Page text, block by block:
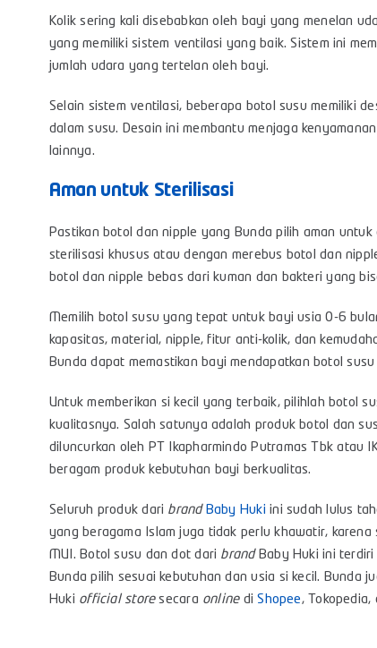
Kolik sering kali disebabkan oleh bayi yang menelan
yang memiliki sistem ventilasi yang baik. Sistem ini
jumlah udara yang tertelan oleh bayi.
Selain sistem ventilasi, beberapa botol susu memiliki
dalam susu. Desain ini membantu menjaga
lainnya.
Aman untuk Sterilisasi
Pastikan botol dan nipple yang Bunda pilih aman
sterilisasi khusus atau dengan merebus botol dan
botol dan nipple bebas dari kuman dan bakteri yang
Memilih botol susu yang tepat untuk bayi usia 0-6
kapasitas, material, nipple, fitur anti-kolik, dan
Bunda dapat memastikan bayi mendapatkan botol
Untuk memberikan si kecil yang terbaik, pilihlah botol
kualitasnya. Salah satunya adalah produk botol dan
diluncurkan oleh PT Ikapharmindo Putramas Tbk atau
beragam produk kebutuhan bayi berkualitas.
Seluruh produk dari brand Baby Huki ini sudah lulus
yang beragama Islam juga tidak perlu khawatir,
MUI. Botol susu dan dot dari brandBaby Huki ini terdiri
Bunda pilih sesuai kebutuhan dan usia si kecil. Bunda
Huki official storesecara online diShopee, Tokopedia,